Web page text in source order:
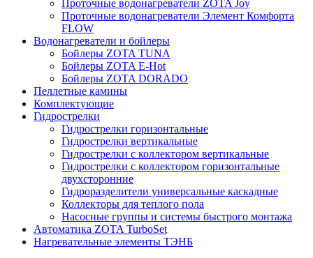
Проточные водонагреватели ZOTA Joy
Проточные водонагреватели Элемент Комфорта
FLOW
Водонагреватели и бойлеры
Бойлеры ZOTA TUNA
Бойлеры ZOTA E-Hot
Бойлеры ZOTA DORADO
Пеллетные камины
Комплектующие
Гидрострелки
Гидрострелки горизонтальные
Гидрострелки вертикальные
Гидрострелки с коллектором вертикальные
Гидрострелки с коллектором горизонтальные
двухсторонние
Гидроразделители универсальные каскадные
Коллекторы для теплого пола
Насосные группы и системы быстрого монтажа
Автоматика ZOTA TurboSet
Нагревательные элементы ТЭНБ